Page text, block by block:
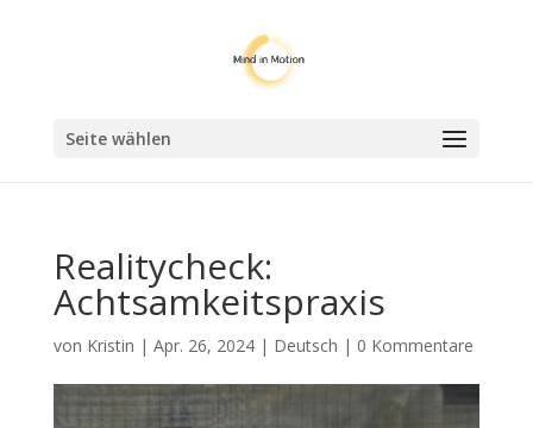
Seite wählen
Realitycheck:
Achtsamkeitspraxis
von Kristin | Apr. 26, 2024| Deutsch | 0 Kommentare